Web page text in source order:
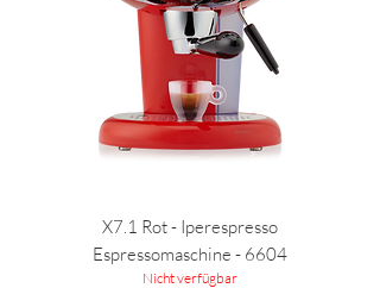
X7.1 Rot - Iperespresso
Espressomaschine - 6604
Nicht verfügbar